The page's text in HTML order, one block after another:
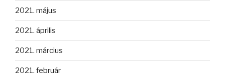
2021. május
2021. április
2021. március
2021. február